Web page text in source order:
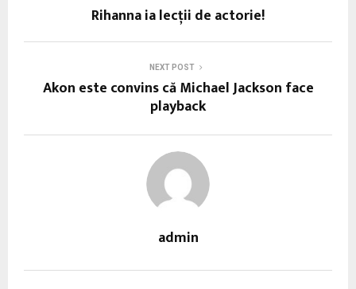
Rihanna ia lecţii de actorie!
NEXT POST
Akon este convins că Michael Jackson face
playback
admin